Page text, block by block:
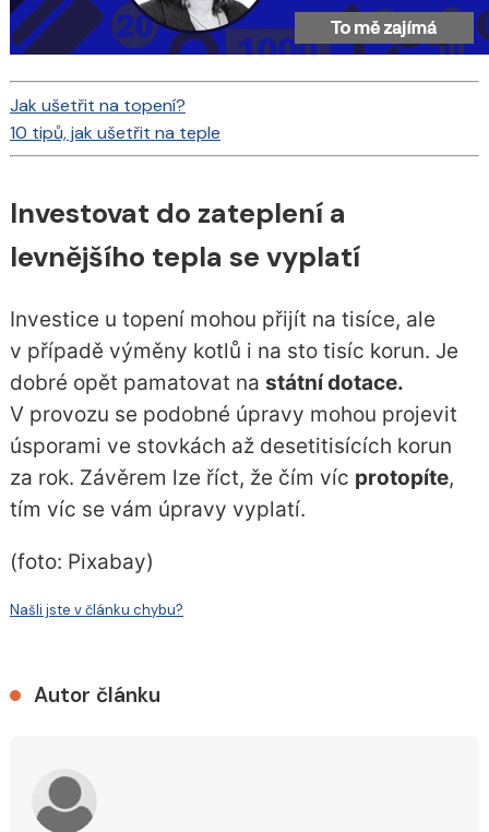
Jak ušetřit na topení?
10 tipů, jak ušetřit na teple
Investovat do zateplení a
levnějšího tepla se vyplatí
Investice u topení mohou přijít na tisíce, ale
v případě výměny kotlů i na sto tisíc korun. Je
dobré opět pamatovat na státní dotace.
V provozu se podobné úpravy mohou projevit
úsporami ve stovkách až desetitisících korun
za rok. Závěrem lze říct, že čím víc protopíte,
tím víc se vám úpravy vyplatí.
(foto: Pixabay)
Našli jste v článku chybu?
Autor článku